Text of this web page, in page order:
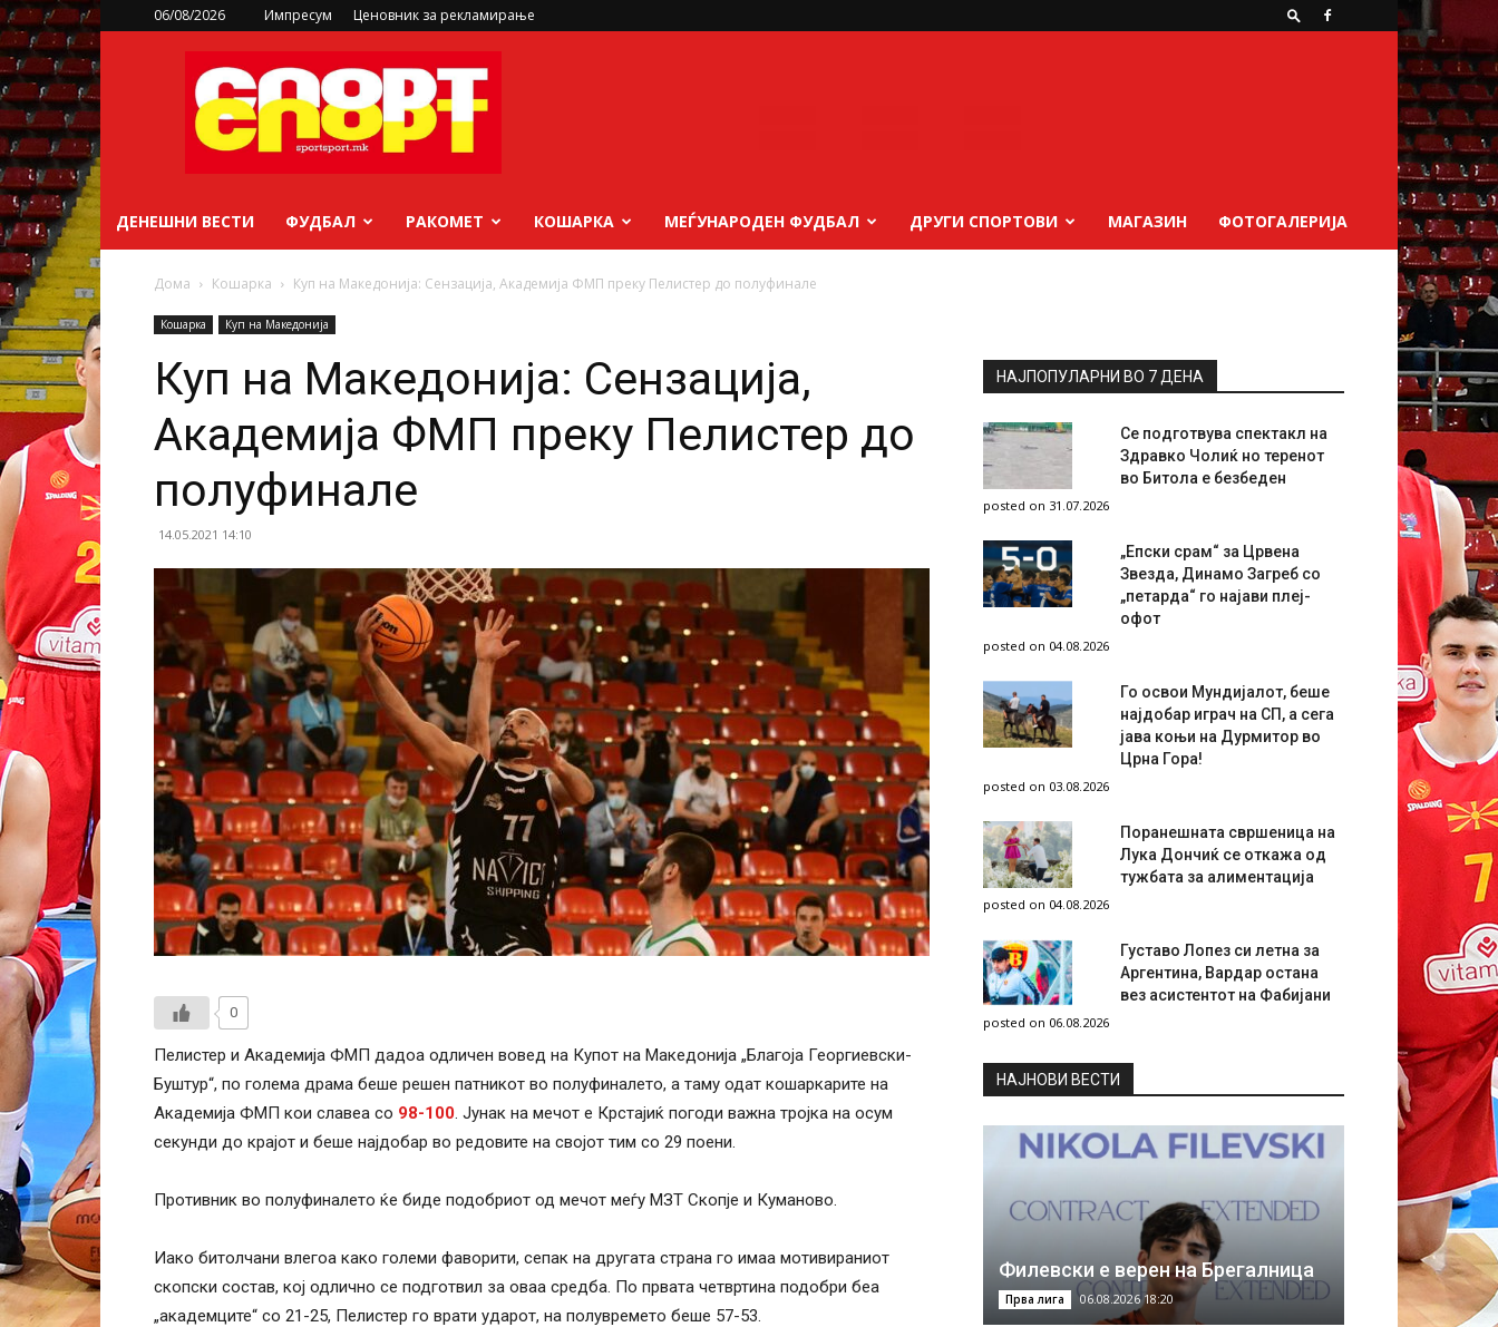
06/08/2026 Импресум Ценовник за рекламирање
sportsport.mk
ДЕНЕШНИ ВЕСТИ ФУДБАЛ РАКОМЕТ КОШАРКА МЕЃУНАРОДЕН ФУДБАЛ ДРУГИ СПОРТОВИ МАГАЗИН ФОТОГАЛЕРИЈА
Дома Кошарка Куп на Македонија: Сензација, Академија ФМП преку Пелистер до полуфинале
Кошарка Куп на Македонија
Куп на Македонија: Сензација,
Академија ФМП преку Пелистер до
полуфинале
14.05.2021 14:10
0
Пелистер и Академија ФМП дадоа одличен вовед на Купот на Македонија „Благоја Георгиевски-
Буштур“, по голема драма беше решен патникот во полуфиналето, а таму одат кошаркарите на
Академија ФМП кои славеа со 98-100. Јунак на мечот е Крстајиќ погоди важна тројка на осум
секунди до крајот и беше најдобар во редовите на својот тим со 29 поени.
Противник во полуфиналето ќе биде подобриот од мечот меѓу МЗТ Скопје и Куманово.
Иако битолчани влегоа како големи фаворити, сепак на другата страна го имаа мотивираниот
скопски состав, кој одлично се подготвил за оваа средба. По првата четвртина подобри беа
„академците“ со 21-25, Пелистер го врати ударот, на полувремето беше 57-53.
НАЈПОПУЛАРНИ ВО 7 ДЕНА
Се подготвува спектакл на
Здравко Чолиќ но теренот
во Битола е безбеден
posted on 31.07.2026
„Епски срам“ за Црвена
Звезда, Динамо Загреб со
„петарда“ го најави плеј-
офот
posted on 04.08.2026
Го освои Мундијалот, беше
најдобар играч на СП, а сега
јава коњи на Дурмитор во
Црна Гора!
posted on 03.08.2026
Поранешната свршеница на
Лука Дончиќ се откажа од
тужбата за алиментација
posted on 04.08.2026
Густаво Лопез си летна за
Аргентина, Вардар остана
вез асистентот на Фабијани
posted on 06.08.2026
НAЈНОВИ ВЕСТИ
Филевски е верен на Брегалница
Прва лига 06.08.2026 18:20